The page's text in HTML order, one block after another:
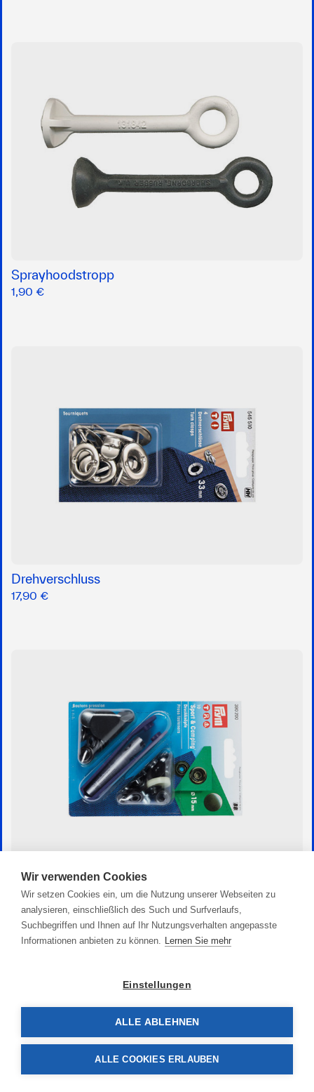
Sprayhoodstropp
1,90 €
Drehverschluss
17,90 €
Druckknopf
92,90 €
Wir verwenden Cookies
Wir setzen Cookies ein, um die Nutzung unserer Webseiten zu
analysieren, einschließlich des Such und Surfverlaufs,
Suchbegriffen und Ihnen auf Ihr Nutzungsverhalten angepasste
Informationen anbieten zu können. Lernen Sie mehr
Einstellungen
ALLE ABLEHNEN
ALLE COOKIES ERLAUBEN